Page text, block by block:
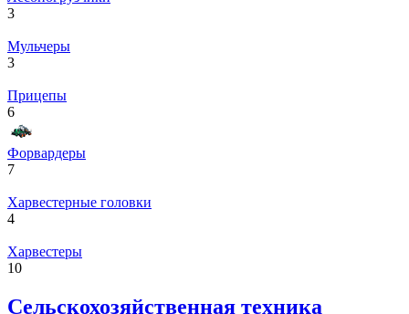
3
Мульчеры
3
Прицепы
6
Форвардеры
7
Харвестерные головки
4
Харвестеры
10
Сельскохозяйственная техника